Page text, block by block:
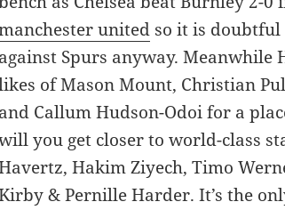
united so it is
against Spurs anyway.
of Mason Mount, Christian
and Callum Hudson-Odoi for a
you get closer to world-class
Hakim Ziyech, Timo
& Pernille Harder. It’s the